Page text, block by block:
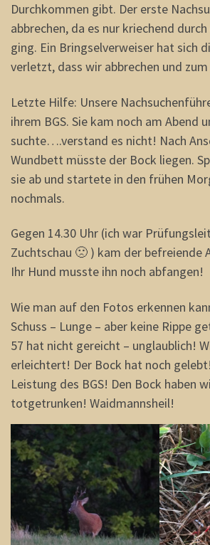
Durchkommen gibt. Der erste
abbrechen, da es nur kriechend
ging. Ein Bringselverweiser hat sich
verletzt, dass wir abbrechen und
Letzte Hilfe: Unsere
ihrem BGS. Sie kam noch am Abend
suchte….verstand es nicht! Nach
Wundbett müsste der Bock liegen.
sie ab und startete in den frühen
nochmals.
Gegen 14.30 Uhr (ich war
Zuchtschau 🙁 ) kam der befreiende
Ihr Hund musste ihn noch abfangen!
Wie man auf den Fotos erkennen
Schuss – Lunge – aber keine Rippe
57 hat nicht gereicht – unglaublich!
erleichtert! Der Bock hat noch
Leistung des BGS! Den Bock haben
totgetrunken! Waidmannsheil!